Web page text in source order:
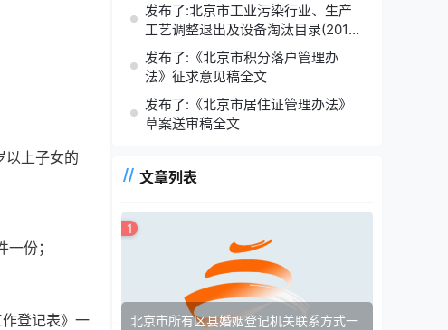
以上子女的
份；
登记表》一
发布了:北京市工业污染行业、生产
工艺调整退出及设备淘汰目录(2014
年版)
发布了:《北京市积分落户管理办
法》征求意见稿全文
发布了:《北京市居住证管理办法》
草案送审稿全文
文章列表
1
北京市所有区县婚姻登记机关联系方式一